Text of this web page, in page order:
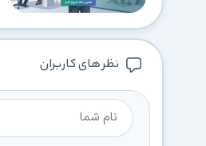
نظر های کاربران